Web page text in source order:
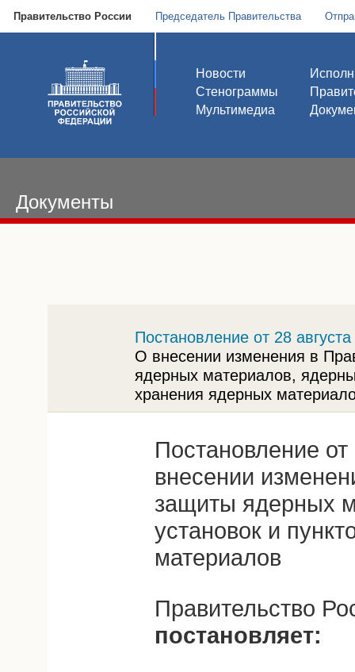
Правительство России Председатель Правительства
Новости
Стенограммы
Мультимедиа
Документы
Постановление от 28
О внесении изменения в
ядерных материалов,
хранения ядерных
Постановление
внесении
защиты ядерных
установок и
материалов
Правительство
постановляет: